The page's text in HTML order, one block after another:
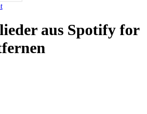
aus Spotify for